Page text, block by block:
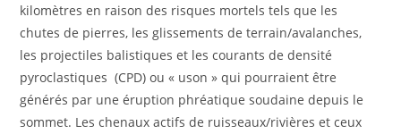
kilomètres en raison des risques mortels tels que les
chutes de pierres, les glissements de terrain/avalanches,
les projectiles balistiques et les courants de densité
pyroclastiques (CPD) ou « uson » qui pourraient être
générés par une éruption phréatique soudaine depuis le
sommet. Les chenaux actifs de ruisseaux/rivières et ceux